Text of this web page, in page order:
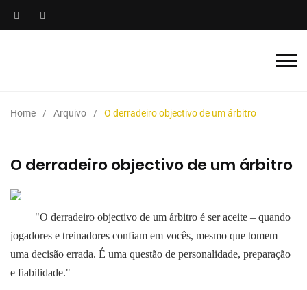
Home Arquivo O derradeiro objectivo de um árbitro
O derradeiro objectivo de um árbitro
"O derradeiro objectivo de um árbitro é ser aceite – quando
jogadores e treinadores confiam em vocês, mesmo que tomem
uma decisão errada. É uma questão de personalidade, preparação
e fiabilidade."